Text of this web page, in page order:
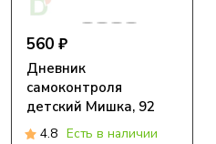
560 ₽
Дневник
самоконтроля
детский Мишка, 92
стр.
4.8 Есть в наличии